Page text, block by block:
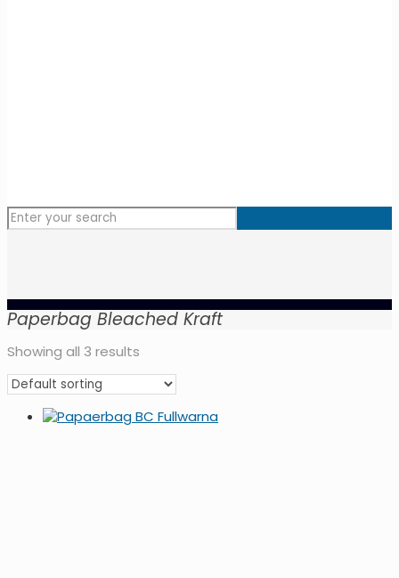
Paperbag Bleached Kraft
Showing all 3 results